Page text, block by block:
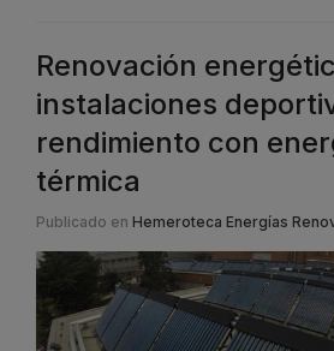
Renovación
instalaciones
rendimiento con
térmica
Publicado en Hemeroteca Energías